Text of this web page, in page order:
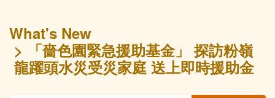
What's New
「嗇色園緊急援助基金」 探訪粉嶺
龍躍頭水災受災家庭 送上即時援助金